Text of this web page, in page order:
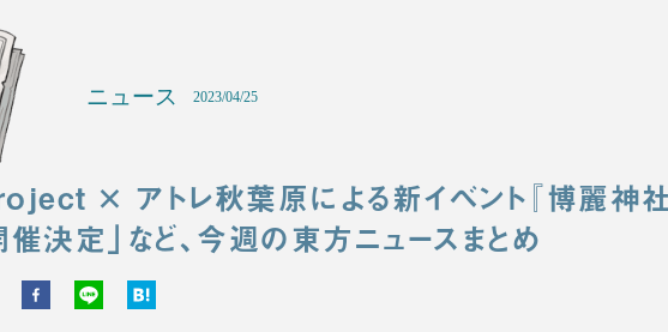
ニュース 2023/04/25
× アトレ秋葉原による新イベント『博麗神
決定」など、今週の東方ニュースまとめ